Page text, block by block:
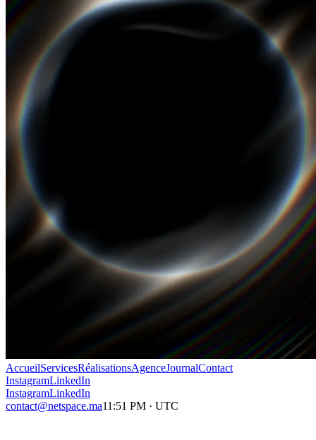
AccueilServicesRéalisationsAgenceJournalContact
InstagramLinkedIn
InstagramLinkedIn
contact@netspace.ma11:51 PM · UTC